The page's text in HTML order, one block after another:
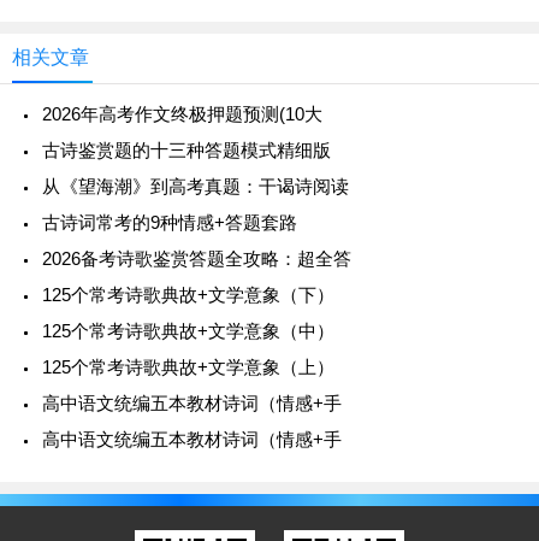
作，多作谦辞
投员外从公虞》：“巴歌掩白雪，鲍肆埋兰芳。”元人谢
照着来写，表达自己的微不足道。
《对楚王问》。
60. 碧血：借指为正义事业所流的血。后来也用“碧
浅……这就是咱苌弘化碧，望帝啼鹃。”
61.折桂：比喻科举及第 。典出《晋书》：“武帝于
良对策，为天下第一，犹桂林之一枝，昆山之片玉’”
相关文章
2026年高考作文终极押题预测(10大
古诗鉴赏题的十三种答题模式精细版
从《望海潮》到高考真题：干谒诗阅读
古诗词常考的9种情感+答题套路
2026备考诗歌鉴赏答题全攻略：超全答
125个常考诗歌典故+文学意象（下）
125个常考诗歌典故+文学意象（中）
125个常考诗歌典故+文学意象（上）
高中语文统编五本教材诗词（情感+手
高中语文统编五本教材诗词（情感+手